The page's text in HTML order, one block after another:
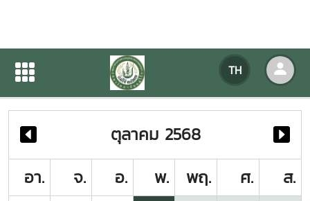
TH
ปฏิทินกิจกรรมของหน่วยงาน
ปฏิทินกิจกรรมของหน่วยงาน
ตุลาคม 2568
อา.
จ. อ. พ. พฤ. ศ.
ส.